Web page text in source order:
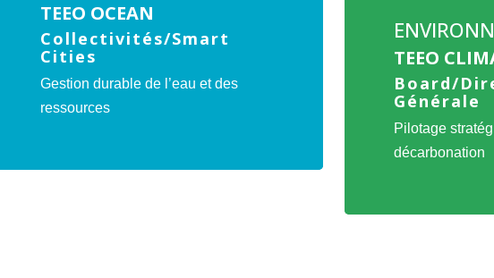
TEEO OCEAN
Collectivités/Smart
Cities
Gestion durable de l’eau et des
ressources
TEEO
Board/
Générale
Pilotage
décarbonation
CLIMAT